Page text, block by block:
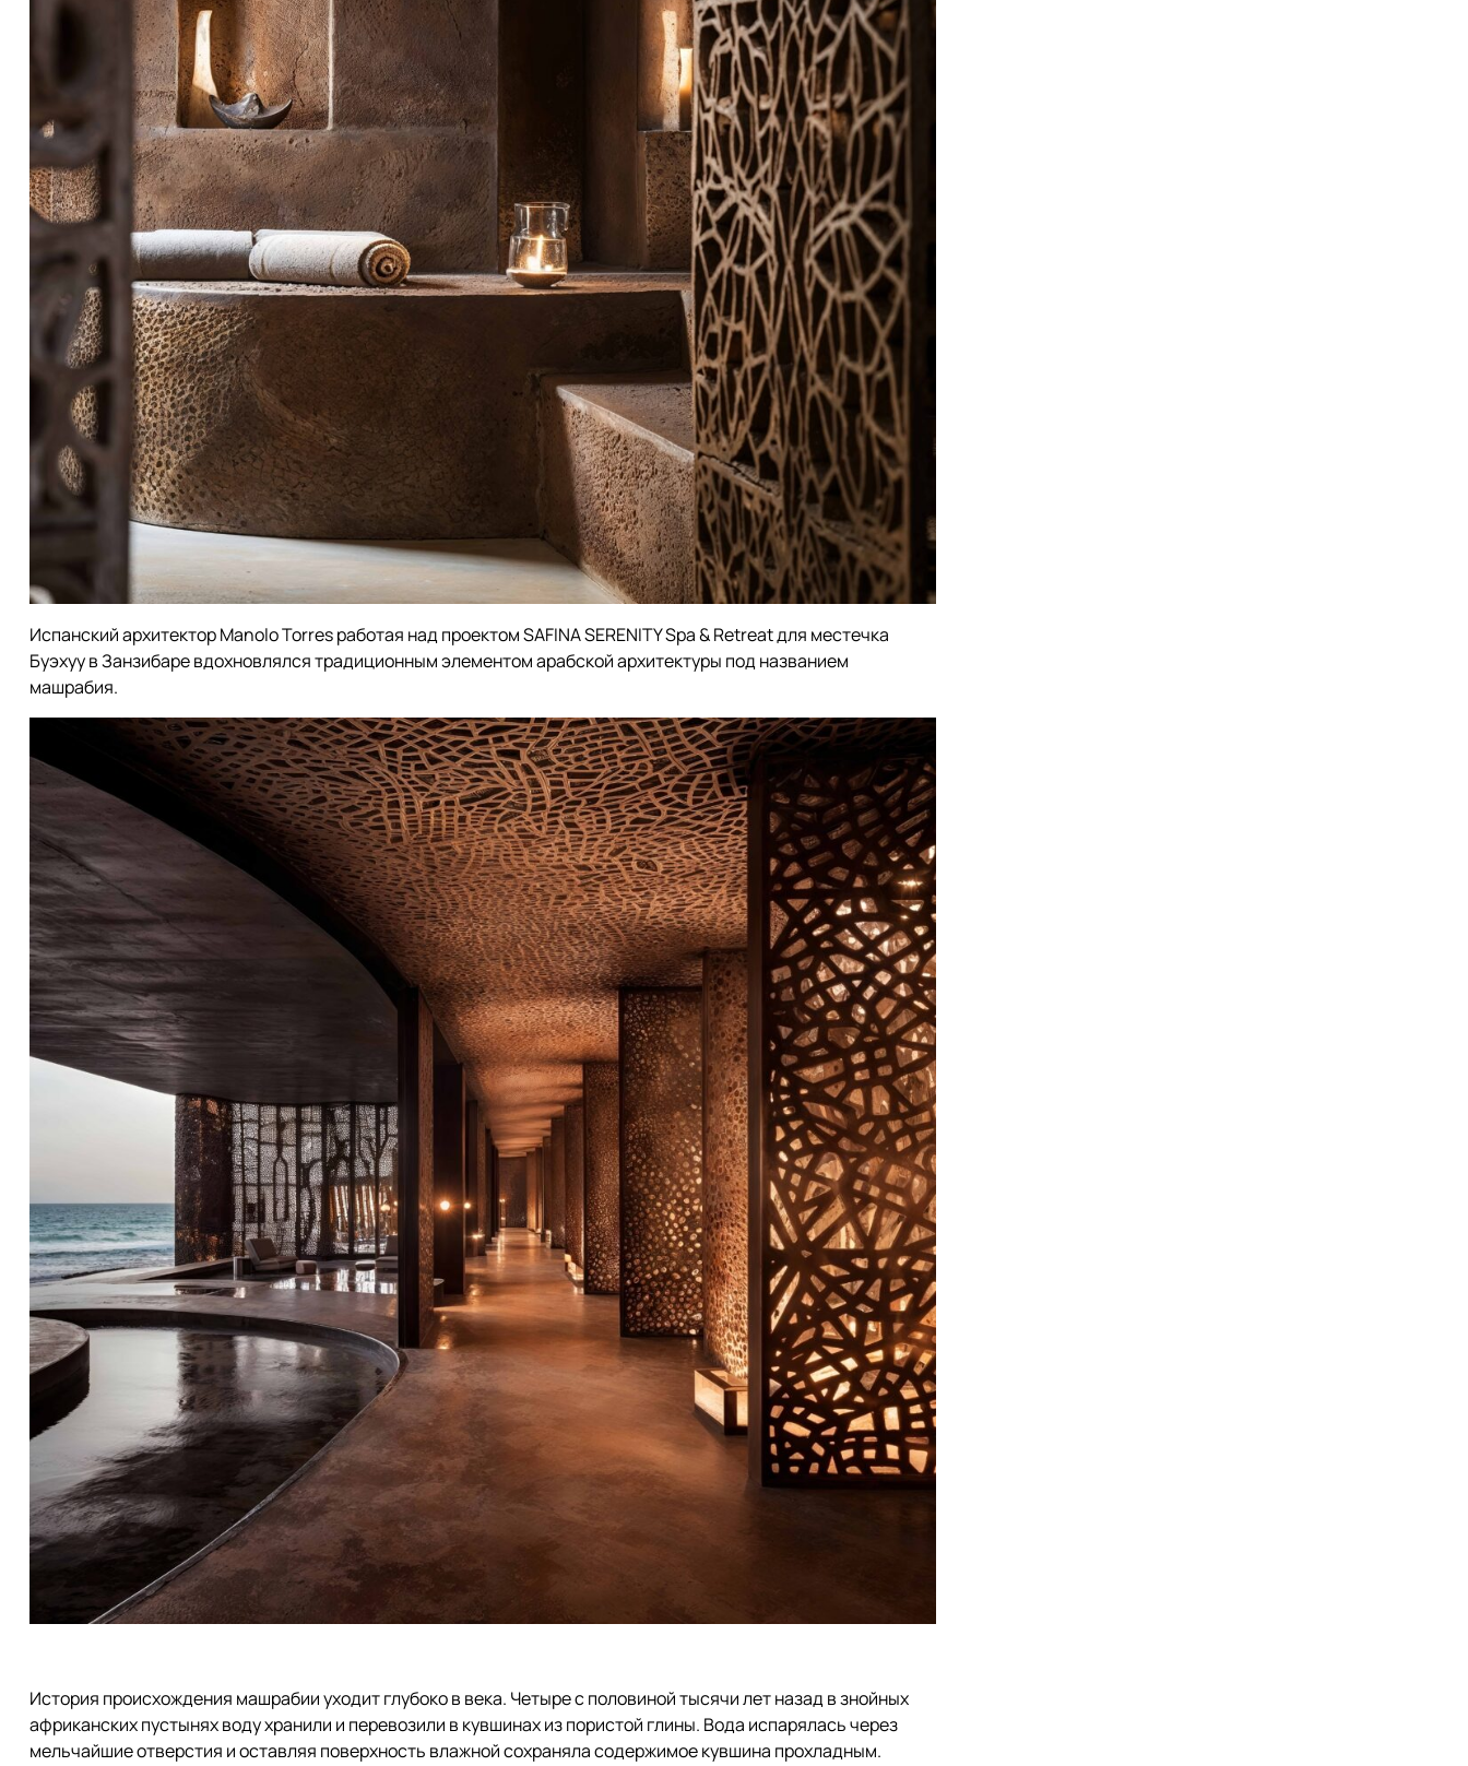
Испанский архитектор Manolo Torres работая над проектом SAFINA SERENITY Spa & Retreat для местечка
Буэхуу в Занзибаре вдохновлялся традиционным элементом арабской архитектуры под названием
машрабия.
История происхождения машрабии уходит глубоко в века. Четыре с половиной тысячи лет назад в знойных
африканских пустынях воду хранили и перевозили в кувшинах из пористой глины. Вода испарялась через
мельчайшие отверстия и оставляя поверхность влажной сохраняла содержимое кувшина прохладным.